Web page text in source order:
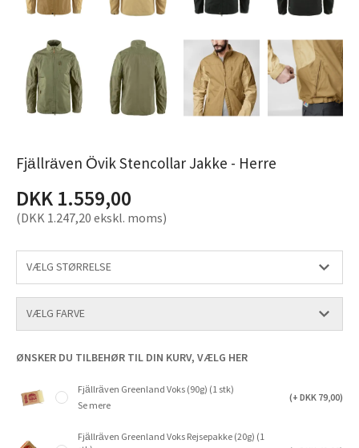
Fjällräven Övik Stencollar Jakke - Herre
DKK 1.559,00
(DKK 1.247,20 ekskl. moms)
ØNSKER DU TILBEHØR TIL DIN KURV, VÆLG HER
Fjällräven Greenland Voks (90g) (1 stk)
Se mere
(+ DKK 79,00)
Fjällräven Greenland Voks Rejsepakke (20g) (1